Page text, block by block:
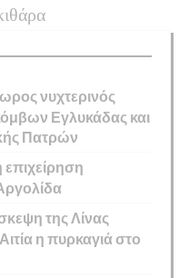
νυχτερινός
Εγλυκάδας και
Πατρών
της Λίνας
η πυρκαγιά στο